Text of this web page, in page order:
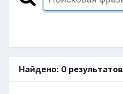
Найдено: 0 результатов